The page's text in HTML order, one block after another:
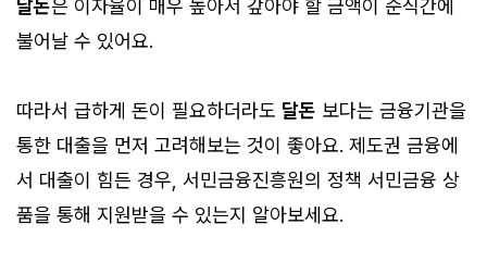
달돈은 이자율이 매우 높아서 갚아야 할 금액이 순식간에
불어날 수 있어요.
따라서 급하게 돈이 필요하더라도 달돈 보다는 금융기관을
통한 대출을 먼저 고려해보는 것이 좋아요. 제도권 금융에
서 대출이 힘든 경우, 서민금융진흥원의 정책 서민금융 상
품을 통해 지원받을 수 있는지 알아보세요.